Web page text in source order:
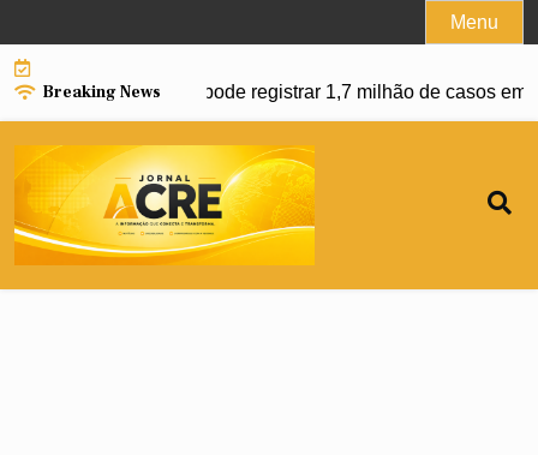
to
content
Menu
Breaking News
dengue e Brasil pode registrar 1,7 milhão de casos em